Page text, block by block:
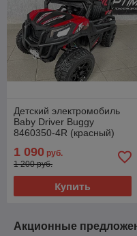
Детский электромобиль
Baby Driver Buggy
8460350-4R (красный)
1 090 руб.
1 200 руб.
Купить
Акционные